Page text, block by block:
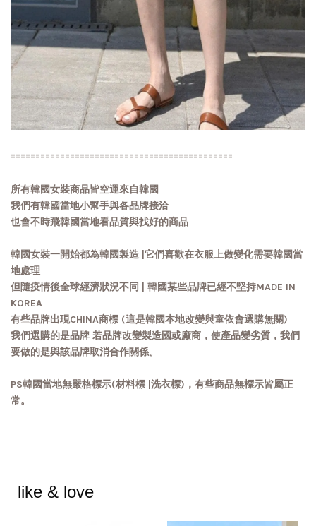
=============================================
所有韓國女裝商品皆空運來自韓國
我們有韓國當地小幫手與各品牌接洽
也會不時飛韓國當地看品質與找好的商品
韓國女裝一開始都為韓國製造 |它們喜歡在衣服上做變化需要韓國當
地處理
但隨疫情後全球經濟狀況不同 | 韓國某些品牌已經不堅持MADE IN
KOREA
有些品牌出現CHINA商標 (這是韓國本地改變與童依會選購無關)
我們選購的是品牌 若品牌改變製造國或廠商，使產品變劣質，我們
要做的是與該品牌取消合作關係。
PS韓國當地無嚴格標示(材料標 |洗衣標)，有些商品無標示皆屬正
常。
like & love